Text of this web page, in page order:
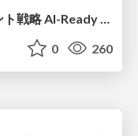
0 260